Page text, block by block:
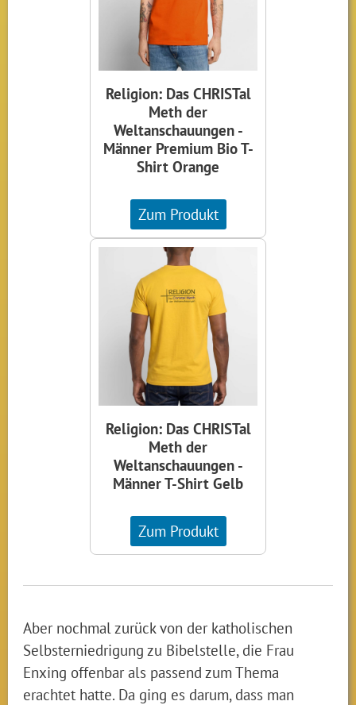
Religion: Das CHRISTal
Meth der
Weltanschauungen -
Männer Premium Bio T-
Shirt Orange
Zum Produkt
Religion: Das CHRISTal
Meth der
Weltanschauungen -
Männer T-Shirt Gelb
Zum Produkt
Aber nochmal zurück von der katholischen
Selbsterniedrigung zu Bibelstelle, die Frau
Enxing offenbar als passend zum Thema
erachtet hatte. Da ging es darum, dass man